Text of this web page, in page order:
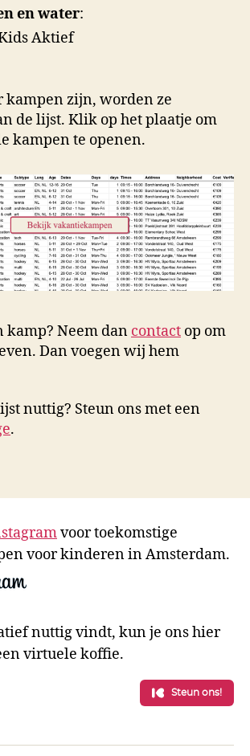
en water:
Aktief
kampen zijn, worden ze
de lijst. Klik op het plaatje om
kampen te openen.
kamp? Neem dan contact op om
Dan voegen wij hem
nuttig? Steun ons met een
.
voor toekomstige
voor kinderen in Amsterdam.
nuttig vindt, kun je ons hier
virtuele koffie.